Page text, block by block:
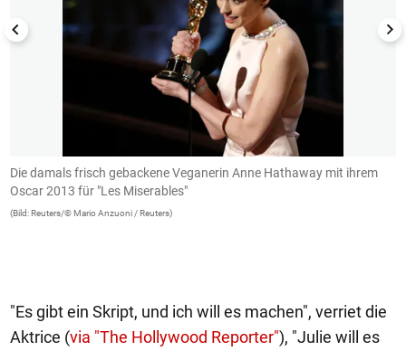
Die damals frisch gebackene Veganerin Anne Hathaway mit ihrem
Oscar 2013 für "Les Miserables"
(Bild: Reuters/© Mario Anzuoni / Reuters)
"Es gibt ein Skript, und ich will es machen", verriet die
Aktrice (via "The Hollywood Reporter"), "Julie will es